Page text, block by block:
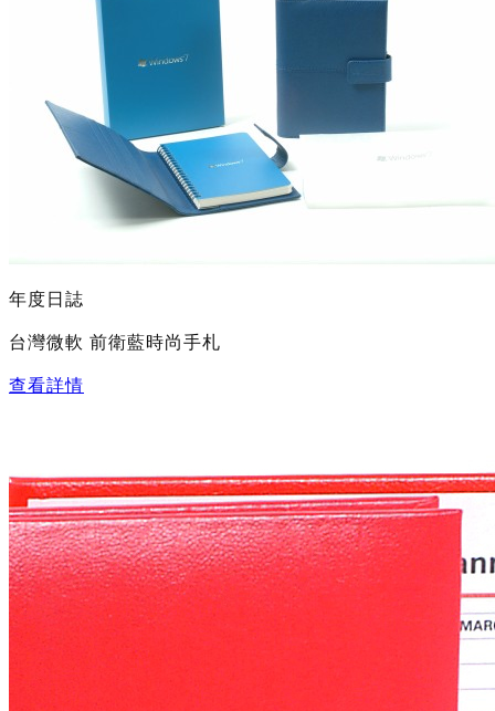
年度日誌
台灣微軟 前衛藍時尚手札
查看詳情